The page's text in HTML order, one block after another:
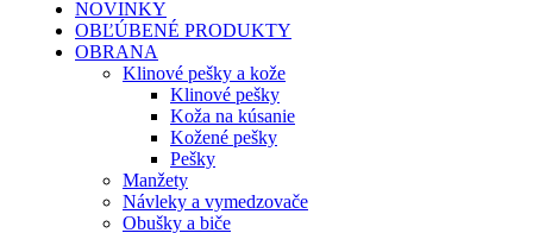
NOVINKY
OBĽÚBENÉ PRODUKTY
OBRANA
Klinové pešky a kože
Klinové pešky
Koža na kúsanie
Kožené pešky
Pešky
Manžety
Návleky a vymedzovače
Obušky a biče